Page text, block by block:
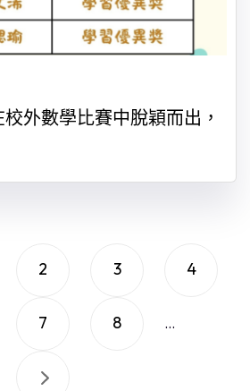
外數學比賽中脫穎而出，
2 3 4
7 8 ...